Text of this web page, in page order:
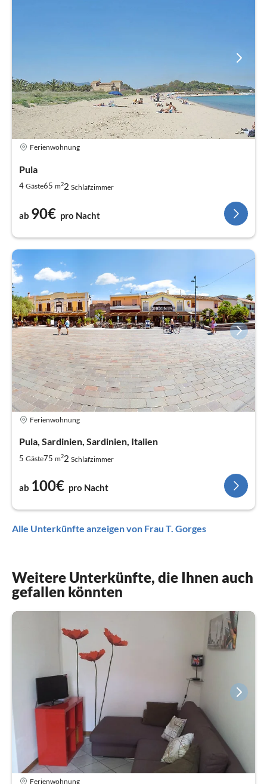
Ferienwohnung
Pula
4 Gäste65 m22 Schlafzimmer
ab 90€ pro Nacht
Ferienwohnung
Pula, Sardinien, Sardinien, Italien
5 Gäste75 m22 Schlafzimmer
ab 100€ pro Nacht
Alle Unterkünfte anzeigen von Frau T. Gorges
Weitere Unterkünfte, die Ihnen auch
gefallen könnten
Ferienwohnung